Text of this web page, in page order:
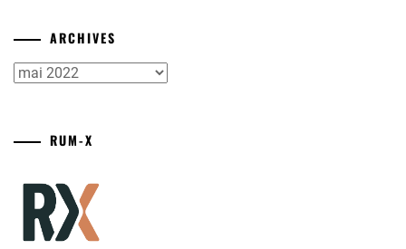
ARCHIVES
Archives
RUM-X